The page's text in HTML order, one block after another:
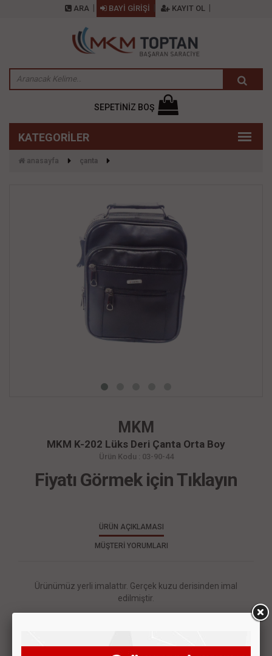
ARA BAYİ GİRİŞİ KAYIT OL
SEPETİNİZ BOŞ
anasayfa çanta
MKM
MKM K-202 Lüks Deri Çanta Orta Boy
Ürün Kodu : 03-90-44
Fiyatı Görmek için Tıklayın
ÜRÜN AÇIKLAMASI
MÜŞTERİ YORUMLARI
Ürünümüz yerli imalattır. Gerçek kuzu derisinden imal
edilmiştir.